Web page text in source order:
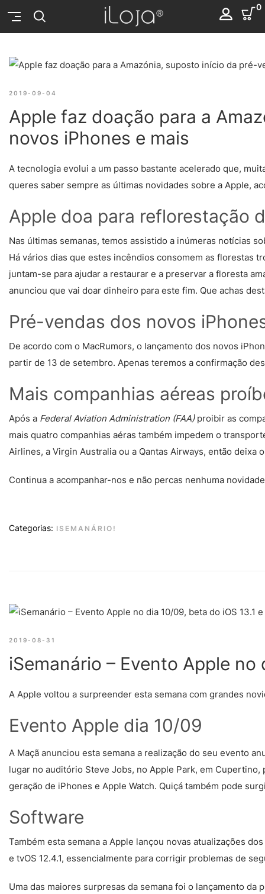
0
2019-09-04
Apple faz doação para a
novos iPhones e mais
A tecnologia evolui a um passo bastante acelerado que,
queres saber sempre as últimas novidades sobre a Apple,
Apple doa para reflorestação
Nas últimas semanas, temos assistido a inúmeras notícias
Há vários dias que estes incêndios consomem as florestas
juntam-se para ajudar a restaurar e a preservar a floresta
anunciou que vai doar dinheiro para este fim. Que achas
Pré-vendas dos novos
De acordo com o MacRumors, o lançamento dos novos
partir de 13 de setembro. Apenas teremos a confirmação
Mais companhias aéreas
Após a Federal Aviation Administration (FAA) proibir as
mais quatro companhias aéras também impedem o
Airlines, a Virgin Australia ou a Qantas Airways, então deixa
Continua a acompanhar-nos e não percas nenhuma
Categorias: ISEMANÁRIO!
2019-08-31
iSemanário – Evento Apple no
A Apple voltou a surpreender esta semana com grandes
Evento Apple dia 10/09
A Maçã anunciou esta semana a realização do seu evento
lugar no auditório Steve Jobs, no Apple Park, em
geração de iPhones e Apple Watch. Quiçá também pode
Software
Também esta semana a Apple lançou novas atualizações
e tvOS 12.4.1, essencialmente para corrigir problemas de
Uma das maiores surpresas da semana foi o lançamento da